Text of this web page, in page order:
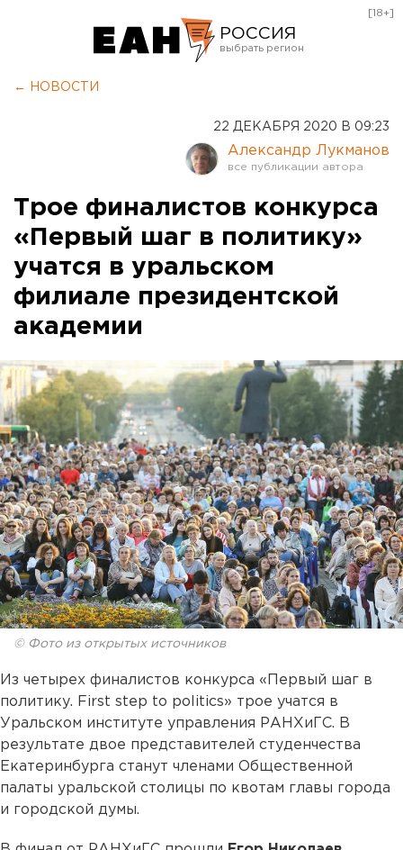
РОССИЯ
Оренбург
[18+]
← НОВОСТИ
22 ДЕКАБРЯ 2020 В 09:23
Александр Лукманов
Трое финалистов конкурса
«Первый шаг в политику»
учатся в уральском
филиале президентской
академии
© Фото из открытых источников
Из четырех финалистов конкурса «Первый шаг в
политику. First step to politics» трое учатся в
Уральском институте управления РАНХиГС. В
результате двое представителей студенчества
Екатеринбурга станут членами Общественной
палаты уральской столицы по квотам главы города
и городской думы.